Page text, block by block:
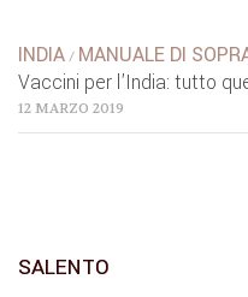
INDIA / MANUALE DI
Vaccini per l’India: tutto
12 MARZO 2019
SALENTO